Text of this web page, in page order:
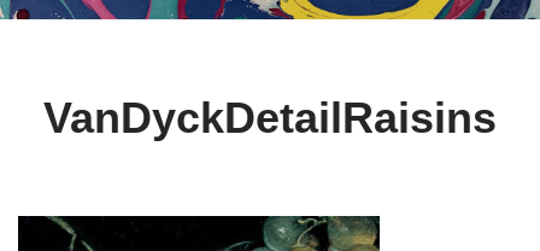
contenu
VanDyckDetailRaisins